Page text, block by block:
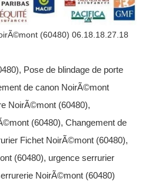
(60480) 06.18.18.27.18
Pose de blindage de porte
de canon NoirÃ©mont
NoirÃ©mont (60480),
(60480), Changement de
Fichet NoirÃ©mont (60480),
(60480), urgence serrurier
NoirÃ©mont (60480)